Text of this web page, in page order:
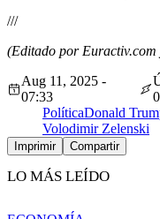
///
(Editado por
Aug 11, 2025 -
07:33
PolíticaDonald
Volodimir Zelenski
Imprimir Compartir
LO MÁS LEÍDO